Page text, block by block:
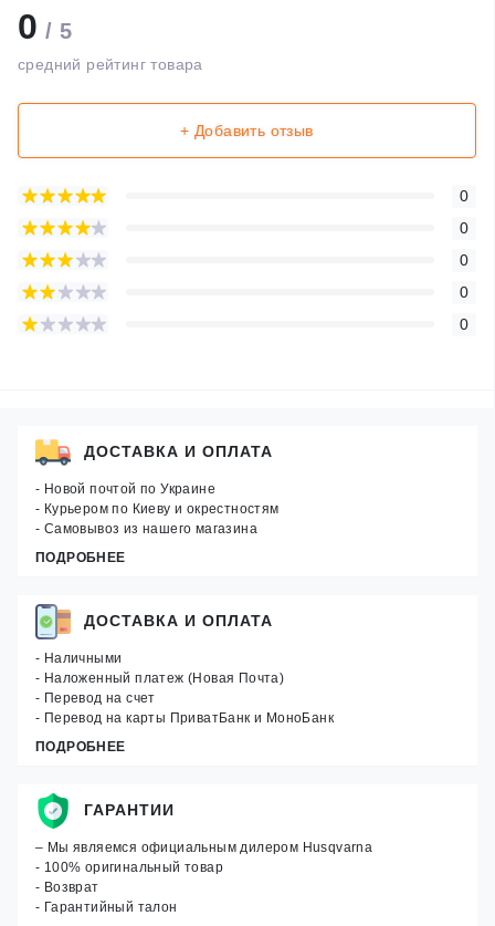
0 / 5
средний рейтинг товара
+ Добавить отзыв
0
0
0
0
0
ДОСТАВКА И ОПЛАТА
- Новой почтой по Украине
- Курьером по Киеву и окрестностям
- Самовывоз из нашего магазина
ПОДРОБНЕЕ
ДОСТАВКА И ОПЛАТА
- Наличными
- Наложенный платеж (Новая Почта)
- Перевод на счет
- Перевод на карты ПриватБанк и МоноБанк
ПОДРОБНЕЕ
ГАРАНТИИ
– Мы являемся официальным дилером Husqvarna
- 100% оригинальный товар
- Возврат
- Гарантийный талон